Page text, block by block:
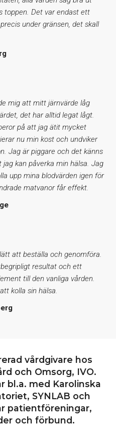
toppen. Det var endast ett
under gränsen, det skall
mig att mitt järnvärde låg
det har alltid legat lågt.
på att jag ätit mycket
nu min kost och undviker
Jag är piggare och det känns
kan påverka min hälsa. Jag
upp mina blodvärden igen för
matvanor får effekt.
att beställa och genomföra.
resultat och ett
till den vanliga vården.
kolla sin hälsa.
vårdgivare hos
och Omsorg, IVO.
bl.a. med Karolinska
SYNLAB och
patientföreningar,
och förbund.